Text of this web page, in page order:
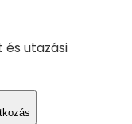
utazási